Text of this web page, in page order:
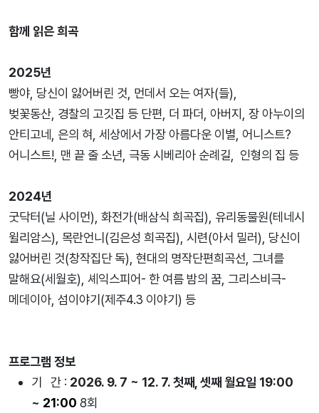
함께 읽은 희곡
2025년
빵야, 당신이 잃어버린 것, 먼데서 오는 여자(들),
벚꽃동산, 경찰의 고깃집 등 단편, 더 파더, 아버지, 장 아누이의
안티고네, 은의 혀, 세상에서 가장 아름다운 이별, 어니스트?
어니스트!, 맨 끝 줄 소년, 극동 시베리아 순례길, 인형의 집 등
2024년
굿닥터(닐 사이먼), 화전가(배삼식 희곡집), 유리동물원(테네시
윌리암스), 목란언니(김은성 희곡집), 시련(아서 밀러), 당신이
잃어버린 것(창작집단 독), 현대의 명작단편희곡선, 그녀를
말해요(세월호), 셰익스피어- 한 여름 밤의 꿈, 그리스비극-
메데이아, 섬이야기(제주4.3 이야기) 등
프로그램 정보
기 간 : 2026. 9. 7 ~ 12. 7. 첫째, 셋째 월요일 19:00
~ 21:00 8회